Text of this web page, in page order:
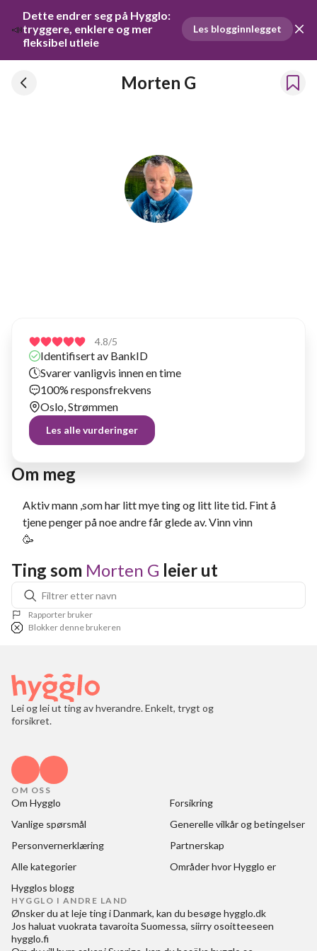
📣
Dette endrer seg på Hygglo:
tryggere, enklere og mer
fleksibel utleie
Les blogginnlegget
Morten G
Om meg
Aktiv mann ,som har litt mye ting og litt lite tid. Fint å
tjene penger på noe andre får glede av. Vinn vinn
🥳
4.8/5
Identifisert av BankID
Svarer vanligvis innen en time
100% responsfrekvens
Oslo, Strømmen
Les alle vurderinger
Ting som Morten G leier ut
Rapporter bruker
Blokker denne brukeren
Lei og lei ut ting av hverandre. Enkelt, trygt og
forsikret.
OM OSS
Om Hygglo
Forsikring
Vanlige spørsmål
Generelle vilkår og betingelser
Personvernerklæring
Partnerskap
Alle kategorier
Områder hvor Hygglo er
Hygglos blogg
HYGGLO I ANDRE LAND
Ønsker du at leje ting i Danmark, kan du besøgehygglo.dk
Jos haluat vuokrata tavaroita Suomessa, siirry osoitteeseen
hygglo.fi